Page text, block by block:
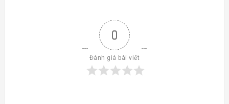
0
Đánh giá bài viết